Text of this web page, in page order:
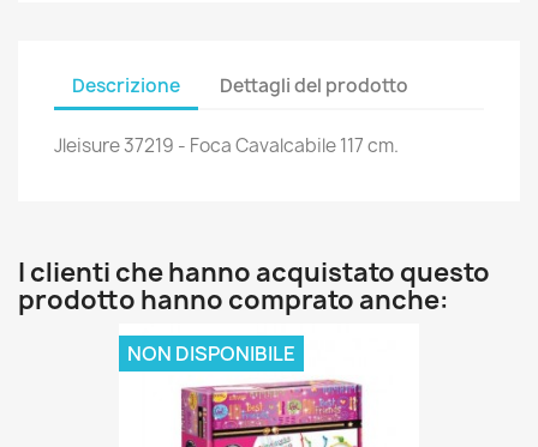
Descrizione Dettagli del prodotto
Jleisure 37219 - Foca Cavalcabile 117 cm.
I clienti che hanno acquistato questo
prodotto hanno comprato anche:
NON DISPONIBILE